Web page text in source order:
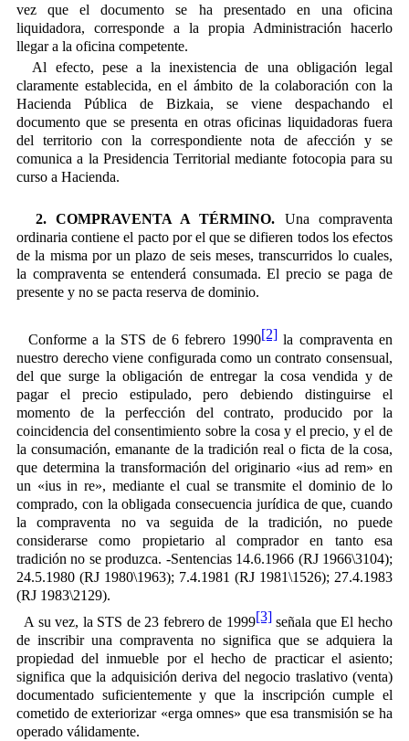
vez que el documento se ha presentado en una oficina
liquidadora, corresponde a la propia Administración hacerlo
llegar a la oficina competente.
Al efecto, pese a la inexistencia de una obligación legal
claramente establecida, en el ámbito de la colaboración con la
Hacienda Pública de Bizkaia, se viene despachando el
documento que se presenta en otras oficinas liquidadoras fuera
del territorio con la correspondiente nota de afección y se
comunica a la Presidencia Territorial mediante fotocopia para su
curso a Hacienda.
2. COMPRAVENTA A TÉRMINO. Una compraventa
ordinaria contiene el pacto por el que se difieren todos los efectos
de la misma por un plazo de seis meses, transcurridos lo cuales,
la compraventa se entenderá consumada. El precio se paga de
presente y no se pacta reserva de dominio.
Conforme a la STS de 6 febrero 1990[2]la compraventa en
nuestro derecho viene configurada como un contrato consensual,
del que surge la obligación de entregar la cosa vendida y de
pagar el precio estipulado, pero debiendo distinguirse el
momento de la perfección del contrato, producido por la
coincidencia del consentimiento sobre la cosa y el precio, y el de
la consumación, emanante de la tradición real o ficta de la cosa,
que determina la transformación del originario «ius ad rem» en
un «ius in re», mediante el cual se transmite el dominio de lo
comprado, con la obligada consecuencia jurídica de que, cuando
la compraventa no va seguida de la tradición, no puede
considerarse como propietario al comprador en tanto esa
tradición no se produzca. -Sentencias 14.6.1966 (RJ 1966\3104);
24.5.1980 (RJ 1980\1963); 7.4.1981 (RJ 1981\1526); 27.4.1983
(RJ 1983\2129).
A su vez, la STS de 23 febrero de 1999[3]señala que El hecho
de inscribir una compraventa no significa que se adquiera la
propiedad del inmueble por el hecho de practicar el asiento;
significa que la adquisición deriva del negocio traslativo (venta)
documentado suficientemente y que la inscripción cumple el
cometido de exteriorizar «erga omnes» que esa transmisión se ha
operado válidamente.